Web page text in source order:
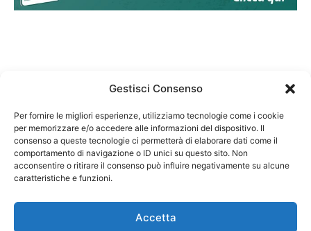
Gestisci Consenso
Per fornire le migliori esperienze, utilizziamo tecnologie come i cookie
per memorizzare e/o accedere alle informazioni del dispositivo. Il
consenso a queste tecnologie ci permetterà di elaborare dati come il
comportamento di navigazione o ID unici su questo sito. Non
acconsentire o ritirare il consenso può influire negativamente su alcune
caratteristiche e funzioni.
Accetta
Federazione Nazionale Degli Ordini dei Biologi:
codice fiscale 80069130583
Responsabile sito internet www.fnob.it: Vincenzo